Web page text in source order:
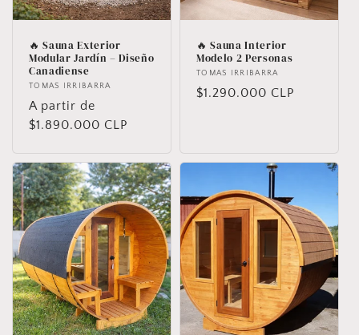
🔥 Sauna Exterior
Modular Jardín – Diseño
Canadiense
Proveedor:
TOMAS IRRIBARRA
Precio
habitual
A partir de
$1.890.000 CLP
🔥 Sauna Interior
Modelo 2 Personas
Proveedor:
TOMAS IRRIBARRA
Precio
$1.290.000 CLP